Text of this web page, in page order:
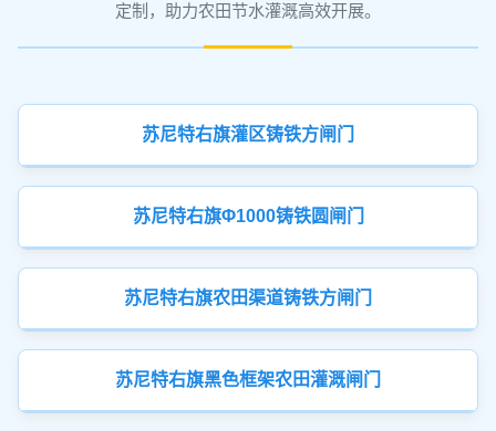
定制，助力农田节水灌溉高效开展。
苏尼特右旗灌区铸铁方闸门
苏尼特右旗Φ1000铸铁圆闸门
苏尼特右旗农田渠道铸铁方闸门
苏尼特右旗黑色框架农田灌溉闸门